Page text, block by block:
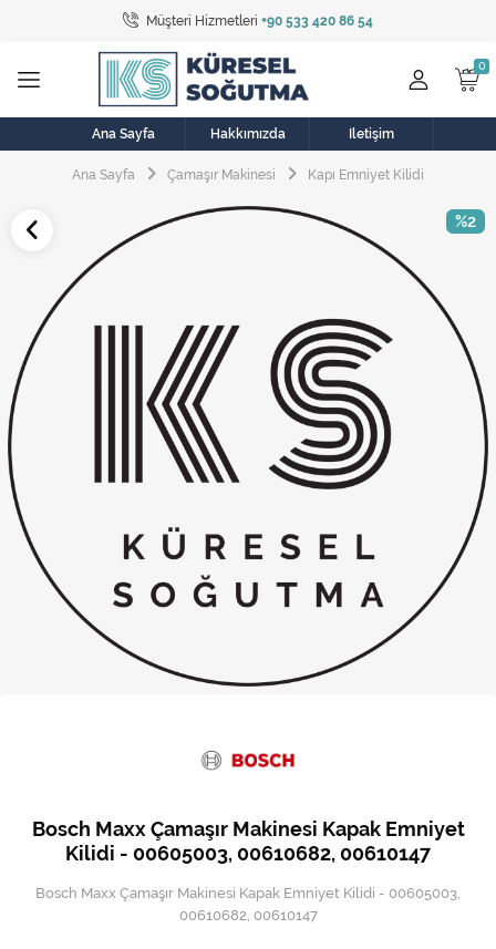
Müşteri Hizmetleri +90 533 420 86 54
Tüm Kategoriler
Bulaşık Makinesi
Buzdolabı
Çamaşır Kurutma Makinesi
Elektrikli Aksamlar
Elektrikli Süpürge
Fan
Fırın, Ocak ve Aspiratör
Klima
Kombi
Musluk
Soğutma Sistemleri
Şofben ve Termosifon
Ana Sayfa Hakkımızda İletişim
Ana Sayfa Çamaşır Makinesi Kapı Emniyet Kilidi
%2
Bosch Maxx Çamaşır Makinesi Kapak Emniyet
Kilidi - 00605003, 00610682, 00610147
Bosch Maxx Çamaşır Makinesi Kapak Emniyet Kilidi - 00605003,
00610682, 00610147